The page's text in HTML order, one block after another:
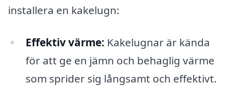
installera en kakelugn:
Effektiv värme: Kakelugnar är kända
för att ge en jämn och behaglig värme
som sprider sig långsamt och effektivt.